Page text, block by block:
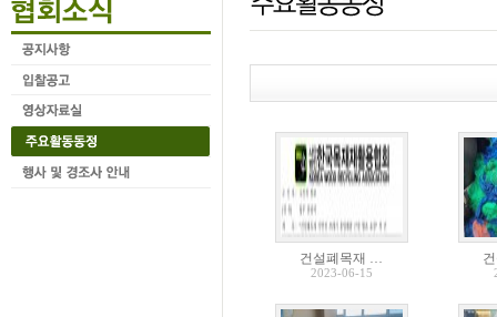
건설폐목재 …
2023-06-15